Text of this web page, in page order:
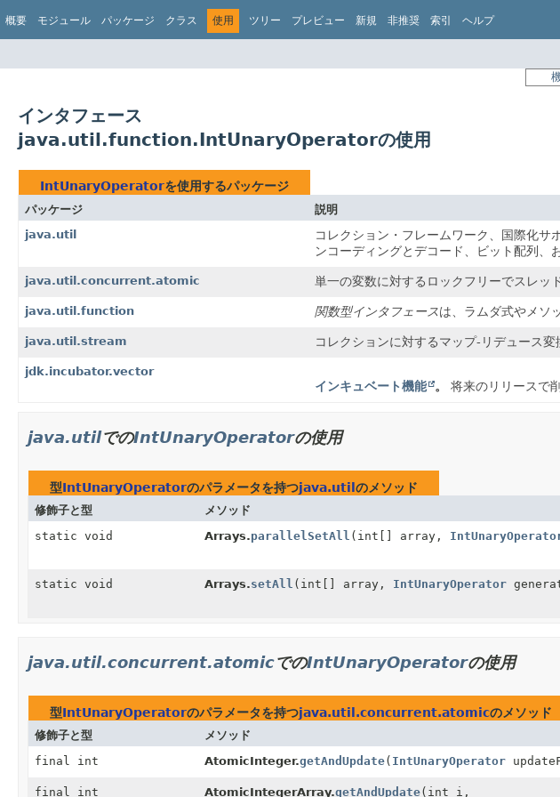
概要 モジュール パッケージ クラス 使用 ツリー プレビュー 新規 非推奨 索引 ヘルプ
インタフェース
java.util.function.IntUnaryOperatorの使用
IntUnaryOperatorを使用するパッケージ
パッケージ
説明
java.util
コレクション・フレームワーク、国際化
ンコーディングとデコード、ビット配列、
java.util.concurrent.atomic 単一の変数に対するロックフリーでスレッ
java.util.function 関数型インタフェースは、ラムダ式やメソ
java.util.stream コレクションに対するマップ-リデュース
jdk.incubator.vector
インキュベート機能 。 将来のリリースで
java.utilでのIntUnaryOperatorの使用
型IntUnaryOperatorのパラメータを持つjava.utilのメソッド
修飾子と型 メソッド
static void
Arrays.parallelSetAll (int[] array,
static void Arrays.setAll (int[] array, IntUnaryOperator
java.util.concurrent.atomicでのIntUnaryOperatorの使用
型IntUnaryOperatorのパラメータを持つjava.util.concurrent.atomicのメソッド
修飾子と型 メソッド
final int
AtomicInteger.getAndUpdate( IntUnaryOperator
final int AtomicIntegerArray.getAndUpdate(int i,